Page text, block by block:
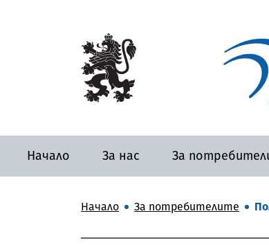
Начало За нас За
Начало За потребителите